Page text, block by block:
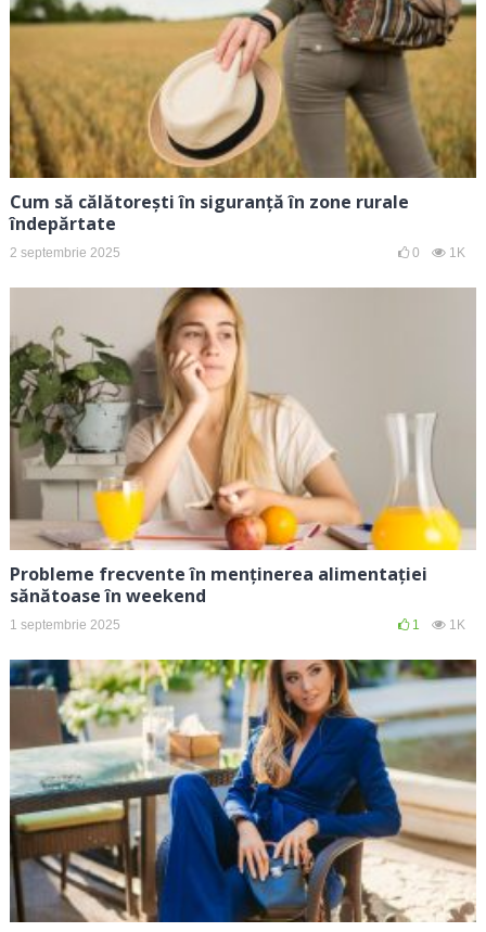
Cum să călătorești în siguranță în zone rurale
îndepărtate
2 septembrie 2025 0 1K
Probleme frecvente în menținerea alimentației
sănătoase în weekend
1 septembrie 2025 1 1K